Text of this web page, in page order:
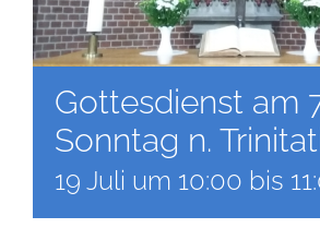
Gottesdienst am
Sonntag n.
19 Juli um 10:00 bis